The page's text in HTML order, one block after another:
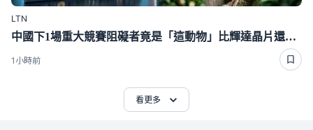
LTN
中國下1場重大競賽阻礙者竟是「這動物」比輝達晶片還難搞
1小時前
看更多